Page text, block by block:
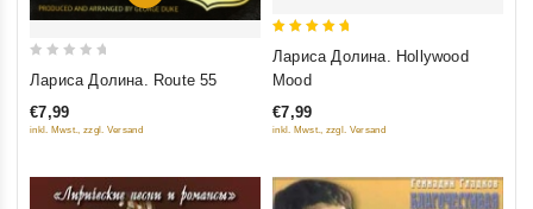
out
of
Лариса Долина. Route 55
€7,99
inkl. Mwst., zzgl. Versand
out of 5
Лариса Долина. Hollywood
Mood
€7,99
inkl. Mwst., zzgl. Versand